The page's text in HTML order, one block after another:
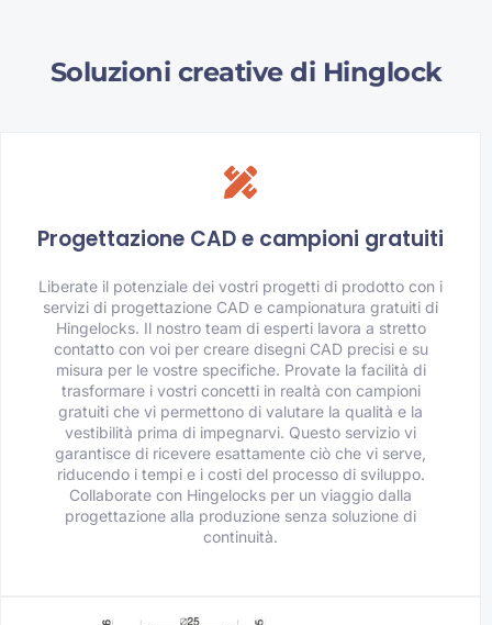
Soluzioni creative di Hinglock
Progettazione CAD e campioni gratuiti
Liberate il potenziale dei vostri progetti di prodotto con i
servizi di progettazione CAD e campionatura gratuiti di
Hingelocks. Il nostro team di esperti lavora a stretto
contatto con voi per creare disegni CAD precisi e su
misura per le vostre specifiche. Provate la facilità di
trasformare i vostri concetti in realtà con campioni
gratuiti che vi permettono di valutare la qualità e la
vestibilità prima di impegnarvi. Questo servizio vi
garantisce di ricevere esattamente ciò che vi serve,
riducendo i tempi e i costi del processo di sviluppo.
Collaborate con Hingelocks per un viaggio dalla
progettazione alla produzione senza soluzione di
continuità.